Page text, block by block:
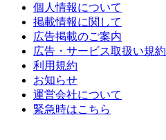
個人情報について
掲載情報に関して
広告掲載のご案内
広告・サービス取扱い規約
利用規約
お知らせ
運営会社について
緊急時はこちら